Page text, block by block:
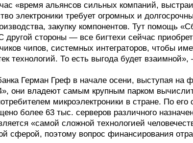
«время альянсов сильных компаний,
электроники требует огромных и
закупку компонентов. Тут помощь
другой стороны — все бигтехи сейчас
чипов, системных интеграторов, чтобы
технологий. То есть выгода будет
Герман Греф в начале осени, выступая на
они владеют самым крупным парком
микроэлектроники в стране. По его
более 63 тыс. серверов различного
«самой сложной технологией
сферой, поэтому вопрос финансирования